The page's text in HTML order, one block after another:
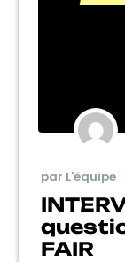
par L'équipe
FAIR